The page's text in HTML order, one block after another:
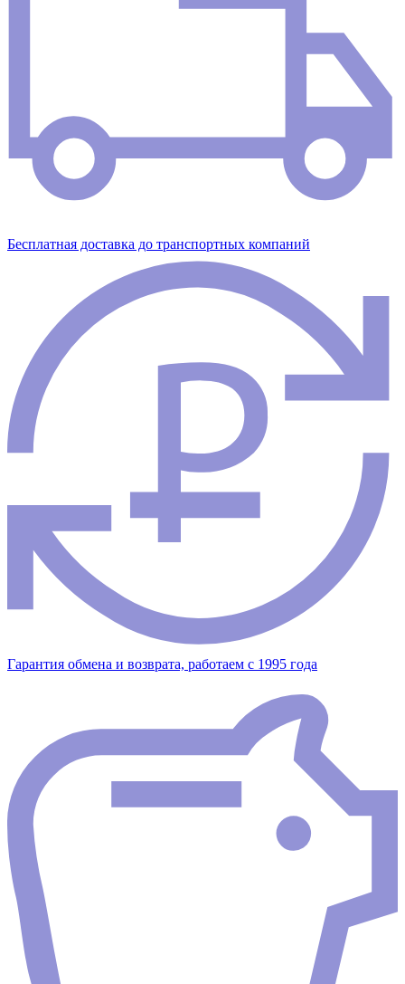
Бесплатная доставка до транспортных компаний
Гарантия обмена и возврата, работаем с 1995 года